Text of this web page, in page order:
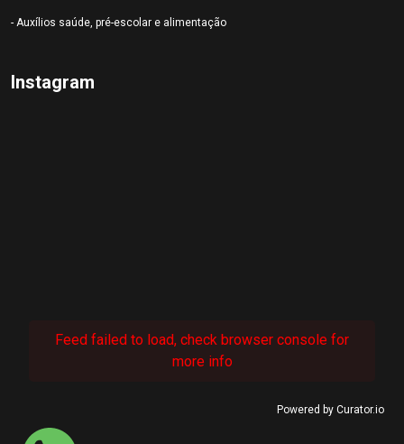
- Auxílios saúde, pré-escolar e alimentação
Instagram
Feed failed to load, check browser console for
more info
Powered by Curator.io